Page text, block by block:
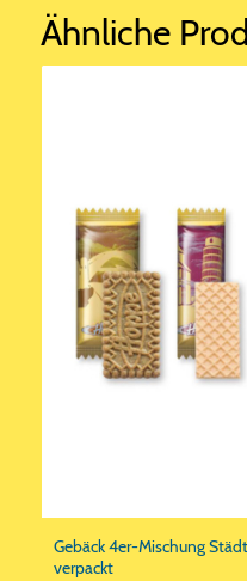
Ähnliche
Gebäck 4er-Mischung
verpackt